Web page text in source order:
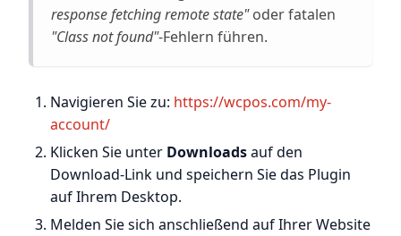
response fetching remote state"oder fatalen
"Class not found"-Fehlern führen.
Navigieren Sie zu: https://wcpos.com/my-
account/
Klicken Sie unter Downloadsauf den
Download-Link und speichern Sie das Plugin
auf Ihrem Desktop.
Melden Sie sich anschließend auf Ihrer Website